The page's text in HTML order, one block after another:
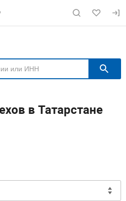
по сайту fruitinfo.ru
в Татарстане